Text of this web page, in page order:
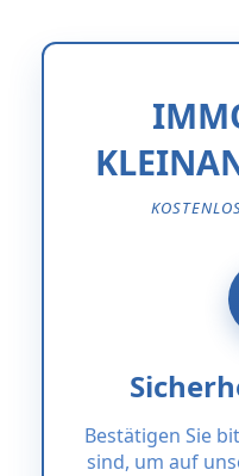
Bestätigen Sie
sind, um auf